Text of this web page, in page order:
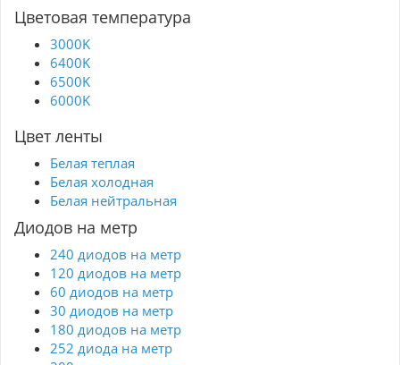
Цветовая температура
3000K
6400K
6500K
6000K
Цвет ленты
Белая теплая
Белая холодная
Белая нейтральная
Диодов на метр
240 диодов на метр
120 диодов на метр
60 диодов на метр
30 диодов на метр
180 диодов на метр
252 диода на метр